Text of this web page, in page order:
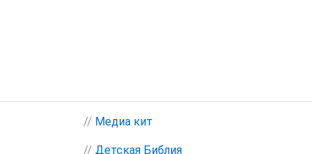
// Медиа кит
// Детская Библия